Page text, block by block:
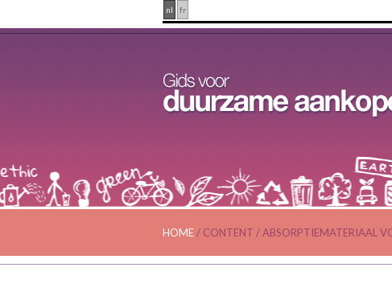
nl fr
HOME / CONTENT /ABSORPTIEMATERIAAL